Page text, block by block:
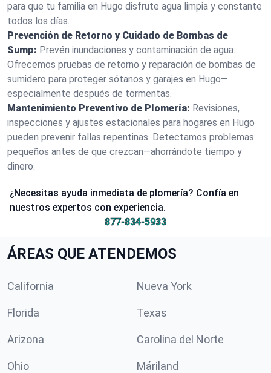
para que tu familia en Hugo disfrute agua limpia y constante
todos los días.
Prevención de Retorno y Cuidado de Bombas de
Sump: Prevén inundaciones y contaminación de agua.
Ofrecemos pruebas de retorno y reparación de bombas de
sumidero para proteger sótanos y garajes en Hugo—
especialmente después de tormentas.
Mantenimiento Preventivo de Plomería: Revisiones,
inspecciones y ajustes estacionales para hogares en Hugo
pueden prevenir fallas repentinas. Detectamos problemas
pequeños antes de que crezcan—ahorrándote tiempo y
dinero.
¿Necesitas ayuda inmediata de plomería? Confía en
nuestros expertos con experiencia.
877-834-5933
ÁREAS QUE ATENDEMOS
California Nueva York
Florida Texas
Arizona Carolina del Norte
Ohio Máriland